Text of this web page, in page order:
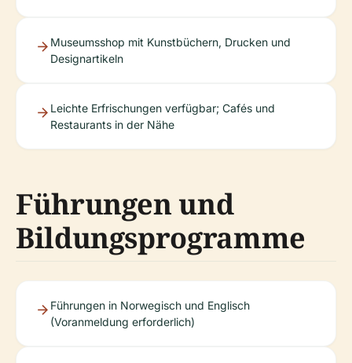
Museumsshop mit Kunstbüchern, Drucken und
Designartikeln
Leichte Erfrischungen verfügbar; Cafés und
Restaurants in der Nähe
Führungen und
Bildungsprogramme
Führungen in Norwegisch und Englisch
(Voranmeldung erforderlich)